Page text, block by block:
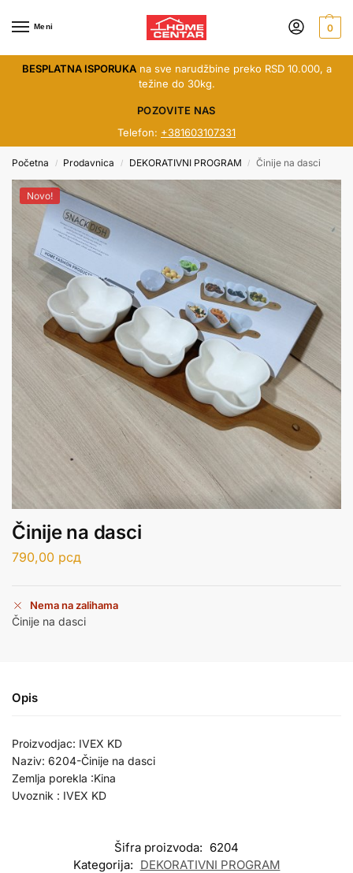
Meni 0
BESPLATNA ISPORUKAna sve narudžbine preko RSD 10.000, a
težine do 30kg.
POZOVITE NAS
Telefon: +381603107331
Početna / Prodavnica / DEKORATIVNI PROGRAM / Činije na dasci
Novo!
Činije na dasci
790,00 рсд
Nema na zalihama
Činije na dasci
Opis
Proizvodjac: IVEX KD
Naziv: 6204-Činije na dasci
Zemlja porekla :Kina
Uvoznik : IVEX KD
Šifra proizvoda: 6204
Kategorija: DEKORATIVNI PROGRAM